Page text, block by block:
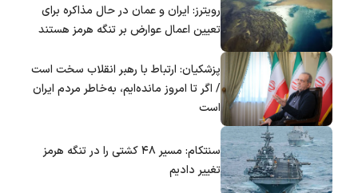
رویترز: ایران و عمان در حال مذاکره برای
تعیین اعمال عوارض بر تنگه هرمز هستند
پزشکیان: ارتباط با رهبر انقلاب سخت است
/ اگر تا امروز مانده‌ایم، به‌خاطر مردم ایران
است
سنتکام: مسیر ۴۸ کشتی را در تنگه هرمز
تغییر دادیم